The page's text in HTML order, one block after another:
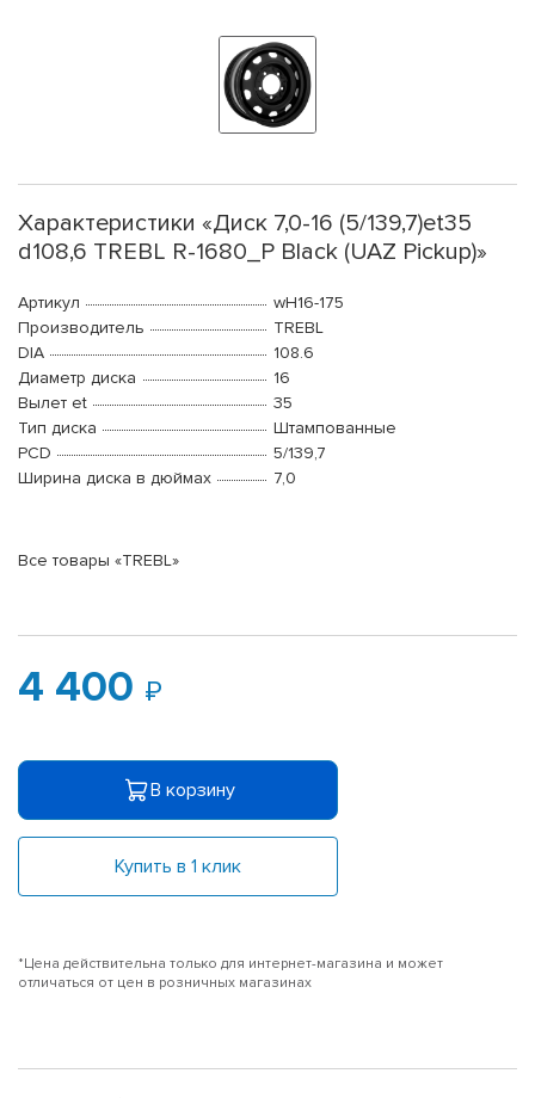
Характеристики «Диск 7,0-16 (5/139,7)et35
d108,6 TREBL R-1680_P Black (UAZ Pickup)»
Артикул
wH16-175
Производитель
TREBL
DIA
108.6
Диаметр диска
16
Вылет et
35
Тип диска
Штампованные
PCD
5/139,7
Ширина диска в дюймах
7,0
Все товары «TREBL»
4 400
В корзину
Купить в 1 клик
*Цена действительна только для интернет-магазина и может
отличаться от цен в розничных магазинах